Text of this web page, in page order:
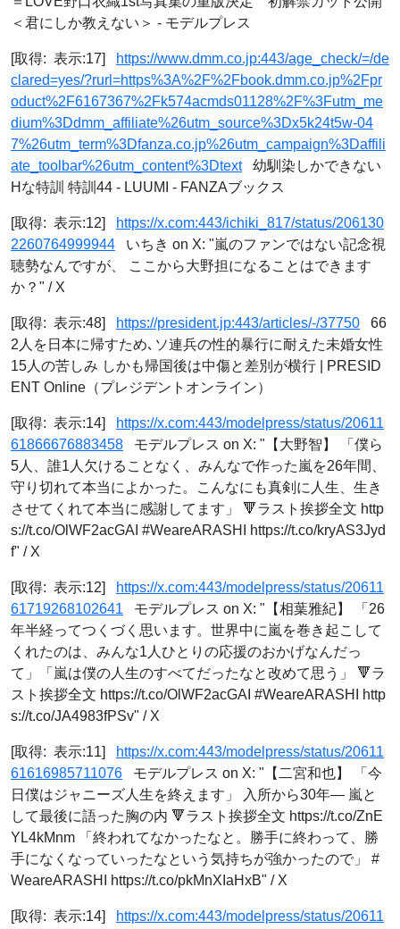
＜君にしか教えない＞ - モデルプレス
[取得: 表示:17]
https://www.dmm.co.jp:443/age_check/=/de
clared=yes/?rurl=https%3A%2F%2Fbook.dmm.co.jp%2Fpr
oduct%2F6167367%2Fk574acmds01128%2F%3Futm_me
dium%3Ddmm_affiliate%26utm_source%3Dx5k24t5w-04
7%26utm_term%3Dfanza.co.jp%26utm_campaign%3Daffili
ate_toolbar%26utm_content%3Dtext幼馴染しかできない
Hな特訓 特訓44 - LUUMI - FANZAブックス
[取得: 表示:12]
https://x.com:443/ichiki_817/status/206130
2260764999944 いちき on X: "嵐のファンではない記念視
聴勢なんですが、 ここから大野担になることはできます
か？" / X
[取得: 表示:48] https://president.jp:443/articles/-/37750 66
2人を日本に帰すため､ソ連兵の性的暴行に耐えた未婚女性
15人の苦しみ しかも帰国後は中傷と差別が横行 | PRESID
ENT Online（プレジデントオンライン）
[取得: 表示:14]
https://x.com:443/modelpress/status/20611
61866676883458 モデルプレス on X: "【大野智】 「僕ら
5人、誰1人欠けることなく、みんなで作った嵐を26年間、
守り切れて本当によかった。こんなにも真剣に人生、生き
させてくれて本当に感謝してます」 🔻ラスト挨拶全文 http
s://t.co/OlWF2acGAI #WeareARASHI https://t.co/kryAS3Jyd
f" / X
[取得: 表示:12]
https://x.com:443/modelpress/status/20611
61719268102641 モデルプレス on X: "【相葉雅紀】 「26
年半経ってつくづく思います。世界中に嵐を巻き起こして
くれたのは、みんな1人ひとりの応援のおかげなんだっ
て」「嵐は僕の人生のすべてだったなと改めて思う」 🔻ラ
スト挨拶全文 https://t.co/OlWF2acGAI #WeareARASHI http
s://t.co/JA4983fPSv" / X
[取得: 表示:11]
https://x.com:443/modelpress/status/20611
61616985711076 モデルプレス on X: "【二宮和也】 「今
日僕はジャニーズ人生を終えます」 入所から30年― 嵐と
して最後に語った胸の内 🔻ラスト挨拶全文 https://t.co/ZnE
YL4kMnm 「終われてなかったなと。勝手に終わって、勝
手になくなっていったなという気持ちが強かったので」 #
WeareARASHI https://t.co/pkMnXIaHxB" / X
[取得: 表示:14]
https://x.com:443/modelpress/status/20611